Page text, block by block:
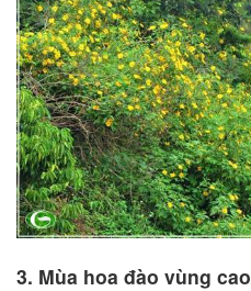
3. Mùa hoa đào vùng cao